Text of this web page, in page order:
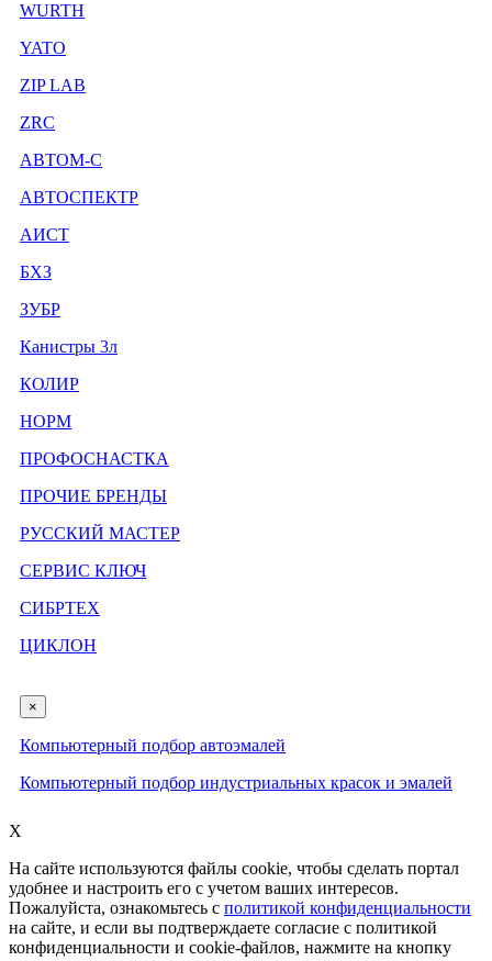
WURTH
YATO
ZIP LAB
ZRC
АВТОМ-С
АВТОСПЕКТР
АИСТ
БХЗ
ЗУБР
Канистры 3л
КОЛИР
НОРМ
ПРОФОСНАСТКА
ПРОЧИЕ БРЕНДЫ
РУССКИЙ МАСТЕР
СЕРВИС КЛЮЧ
СИБРТЕХ
ЦИКЛОН
×
Компьютерный подбор автоэмалей
Компьютерный подбор индустриальных красок и эмалей
X
На сайте используются файлы cookie, чтобы сделать портал
удобнее и настроить его с учетом ваших интересов.
Пожалуйста, ознакомьтесь с политикой конфиденциальности
на сайте, и если вы подтверждаете согласие с политикой
конфиденциальности и cookie-файлов, нажмите на кнопку